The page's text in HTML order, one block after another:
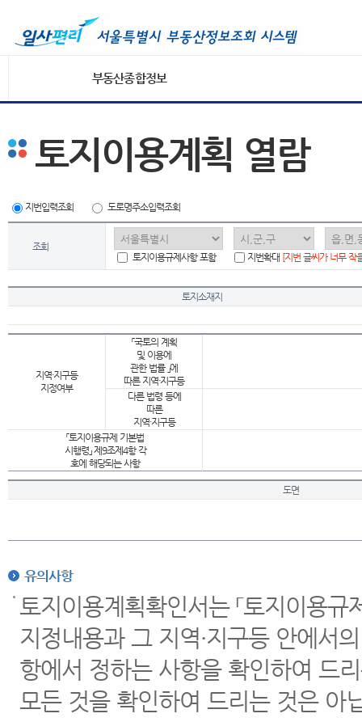
부동산종합정보
토지이용계획 열람
지번입력조회 도로명주소입력조회
조회
토지이용규제사항 포함
지번확대 [지번 글씨가 너무 작
토지소재지
지역·지구등
지정여부
「국토의 계획
및 이용에
관한 법률 」에
따른 지역·지구등
다른 법령 등에
따른
지역·지구등
「토지이용규제 기본법
시행령」 제9조제4항 각
호에 해당되는 사항
도면
유의사항
토지이용계획확인서는 「토지이용
지정내용과 그 지역·지구등 안에서
항에서 정하는 사항을 확인하여 드
모든 것을 확인하여 드리는 것은 아